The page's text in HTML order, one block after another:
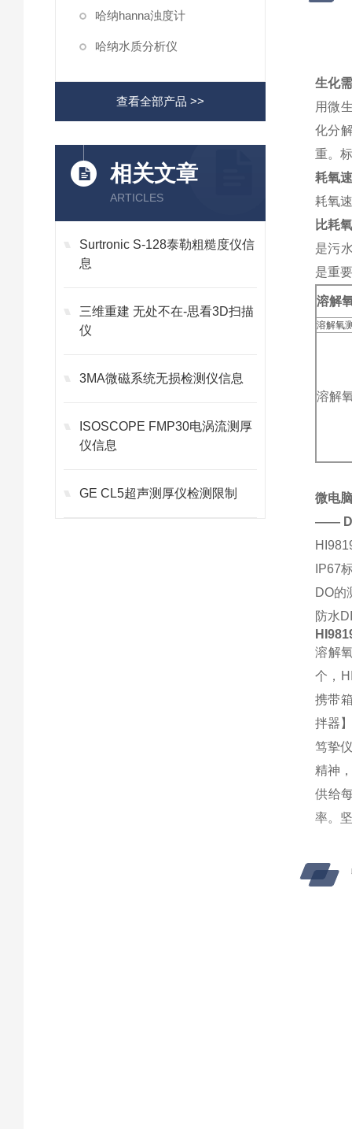
哈纳hanna浊度计
哈纳水质分析仪
查看全部产品 >>
相关文章
ARTICLES
Surtronic S-128泰勒粗糙度仪信
息
三维重建 无处不在-思看3D扫描
仪
3MA微磁系统无损检测仪信息
ISOSCOPE FMP30电涡流测厚
仪信息
GE CL5超声测厚仪检测限制
生化
用微
化分
重。
耗氧
耗氧
比耗
是污
是重
溶解
溶解氧
溶解
微电
——
IP67
DO的
防水
溶解
个，
携带
拌器
笃挚
精神
供给
率。